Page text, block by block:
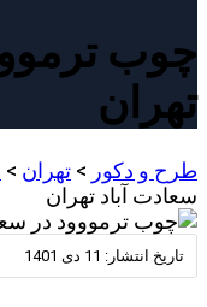
چوب
تهران
طرح و دکور > تهران >
سعادت آباد تهران
تاریخ انتشار: 11 دی 1401